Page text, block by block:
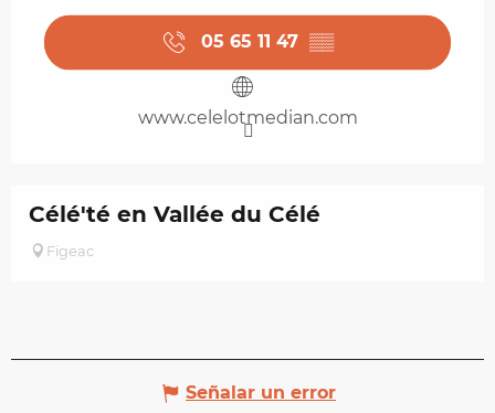
05 65 11 47 ▒▒
www.celelotmedian.com
Célé'té en Vallée du Célé
Figeac
Señalar un error